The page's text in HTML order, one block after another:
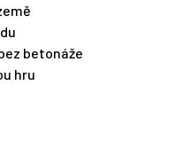
betonáže
hru